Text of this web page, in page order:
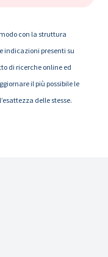
con la struttura
indicazioni presenti su
di ricerche online ed
il più possibile le
delle stesse.